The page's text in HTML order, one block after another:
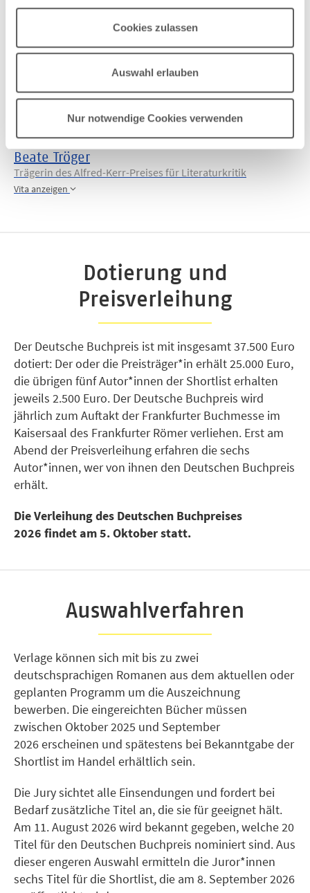
Cookies zulassen
Auswahl erlauben
Nur notwendige Cookies verwenden
Prof. Dr. Gesche Joost
Präsidentin des Goethe-Instituts
Vita anzeigen
Dr. Klaus Kowalke
Buchhandlung Lessing und Kompanie Literatur e. V. / Mitglied des Vorstands des Börsenvereins des Deutschen Buchhandels
Vita anzeigen
Beate Tröger
Trägerin des Alfred-Kerr-Preises für Literaturkritik
Vita anzeigen
Dotierung und
Preisverleihung
Der Deutsche Buchpreis ist mit insgesamt 37.500 Euro
dotiert: Der oder die Preisträger*in erhält 25.000 Euro,
die übrigen fünf Autor*innen der Shortlist erhalten
jeweils 2.500 Euro. Der Deutsche Buchpreis wird
jährlich zum Auftakt der Frankfurter Buchmesse im
Kaisersaal des Frankfurter Römer verliehen. Erst am
Abend der Preisverleihung erfahren die sechs
Autor*innen, wer von ihnen den Deutschen Buchpreis
erhält.
Die Verleihung des Deutschen Buchpreises
2026 findet am 5. Oktober statt.
Auswahlverfahren
Verlage können sich mit bis zu zwei
deutschsprachigen Romanen aus dem aktuellen oder
geplanten Programm um die Auszeichnung
bewerben. Die eingereichten Bücher müssen
zwischen Oktober 2025 und September
2026 erscheinen und spätestens bei Bekanntgabe der
Shortlist im Handel erhältlich sein.
Die Jury sichtet alle Einsendungen und fordert bei
Bedarf zusätzliche Titel an, die sie für geeignet hält.
Am 11. August 2026 wird bekannt gegeben, welche 20
Titel für den Deutschen Buchpreis nominiert sind. Aus
dieser engeren Auswahl ermitteln die Juror*innen
sechs Titel für die Shortlist, die am 8. September 2026